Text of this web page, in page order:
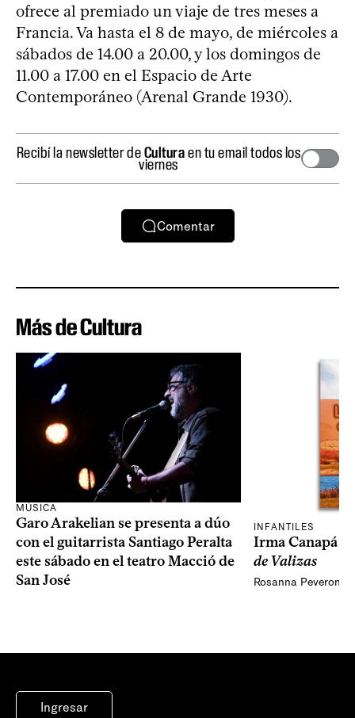
ofrece al premiado un viaje de tres meses a
Francia. Va hasta el 8 de mayo, de miércoles a
sábados de 14.00 a 20.00, y los domingos de
11.00 a 17.00 en el Espacio de Arte
Contemporáneo (Arenal Grande 1930).
Recibí la newsletter deCulturaen tu email todos los
viernes
Comentar
Más de Cultura
MÚSICA
Garo Arakelian se presenta a dúo
con el guitarrista Santiago Peralta
este sábado en el teatro Macció de
San José
INFANTILES
Irma Canapá
de Valizas
Rosanna Peveroni
Ingresar